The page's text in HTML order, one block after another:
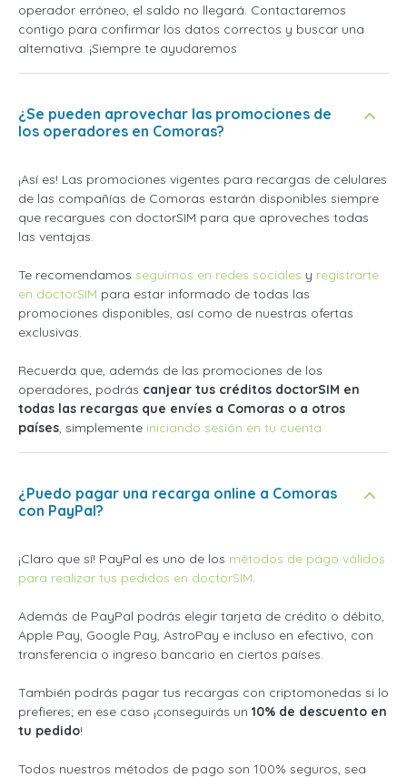
operador erróneo, el saldo no llegará. Contactaremos
contigo para confirmar los datos correctos y buscar una
alternativa. ¡Siempre te ayudaremos
¿Se pueden aprovechar las promociones de
los operadores en Comoras?
¡Así es! Las promociones vigentes para recargas de celulares
de las compañías de Comoras estarán disponibles siempre
que recargues con doctorSIM para que aproveches todas
las ventajas.
Te recomendamos seguirnos en redes sociales y registrarte
en doctorSIM para estar informado de todas las
promociones disponibles, así como de nuestras ofertas
exclusivas.
Recuerda que, además de las promociones de los
operadores, podrás canjear tus créditos doctorSIM en
todas las recargas que envíes a Comoras o a otros
países, simplemente iniciando sesión en tu cuenta
¿Puedo pagar una recarga online a Comoras
con PayPal?
¡Claro que sí! PayPal es uno de los métodos de pago válidos
para realizar tus pedidos en doctorSIM.
Además de PayPal podrás elegir tarjeta de crédito o débito,
Apple Pay, Google Pay, AstroPay e incluso en efectivo, con
transferencia o ingreso bancario en ciertos países.
También podrás pagar tus recargas con criptomonedas si lo
prefieres; en ese caso ¡conseguirás un 10% de descuento en
tu pedido!
Todos nuestros métodos de pago son 100% seguros, sea